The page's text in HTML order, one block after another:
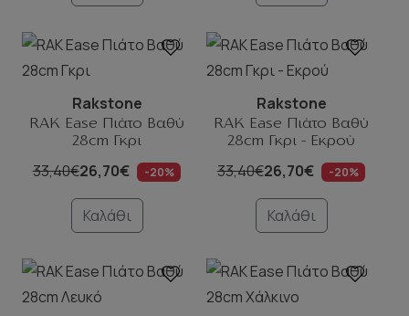
Rakstone
RAK Ease Πιάτο Βαθύ
28cm Γκρι
33,40€26,70€ -20%
Καλάθι
Rakstone
RAK Ease Πιάτο Βαθύ
28cm Γκρι - Εκρού
33,40€26,70€ -20%
Καλάθι